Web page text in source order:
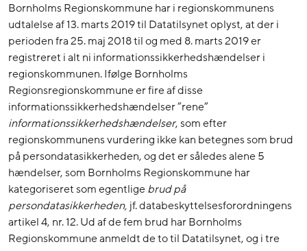
Bornholms Regionskommune har i regionskommunens
udtalelse af 13. marts 2019 til Datatilsynet oplyst, at der i
perioden fra 25. maj 2018 til og med 8. marts 2019 er
registreret i alt ni informationssikkerhedshændelser i
regionskommunen. Ifølge Bornholms
Regionsregionskommune er fire af disse
informationssikkerhedshændelser ”rene”
informationssikkerhedshændelser, som efter
regionskommunens vurdering ikke kan betegnes som brud
på persondatasikkerheden, og det er således alene 5
hændelser, som Bornholms Regionskommune har
kategoriseret som egentligebrud på
persondatasikkerheden, jf. databeskyttelsesforordningens
artikel 4, nr. 12. Ud af de fem brud har Bornholms
Regionskommune anmeldt de to til Datatilsynet, og i tre